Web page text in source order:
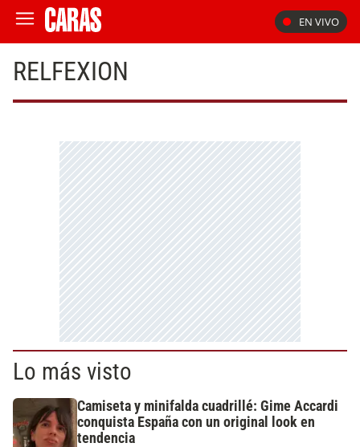
EN VIVO
RELFEXION
Lo más visto
Camiseta y minifalda cuadrillé: Gime Accardi
conquista España con un original look en
tendencia